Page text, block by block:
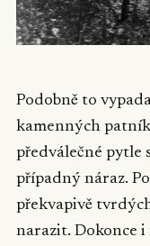
Podobně to
kamenných
předválečné pytle
případný náraz.
překvapivě
narazit. Dokonce